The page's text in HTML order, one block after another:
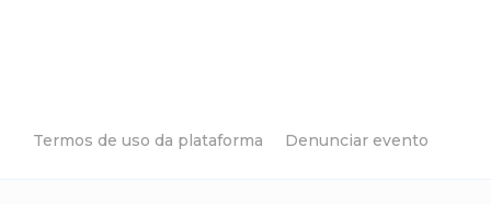
Termos de uso da plataforma Denunciar evento